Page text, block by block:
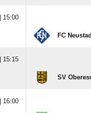
15:00
FC
15:15
SV
16:00